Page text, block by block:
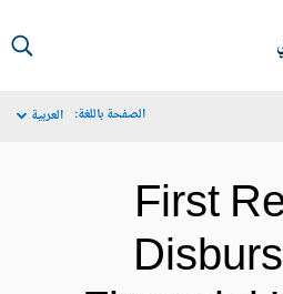
الصفحة باللغة: العربية
First